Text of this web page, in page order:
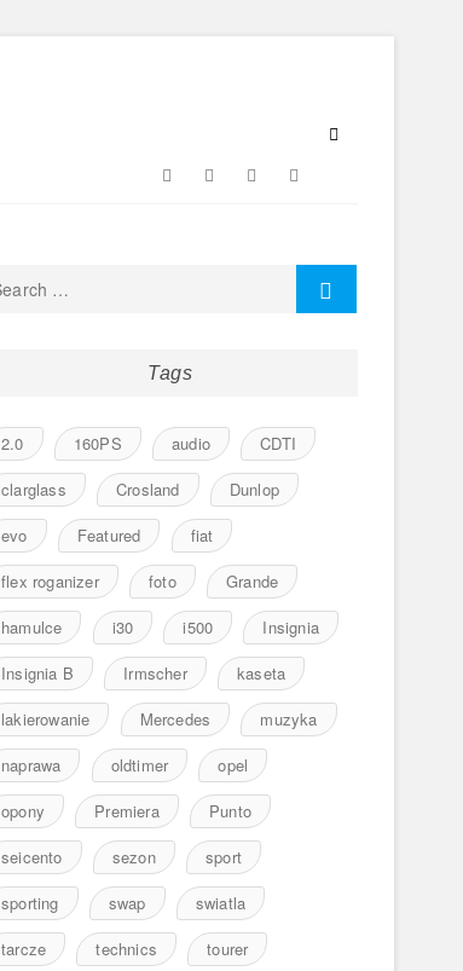
FacebookTwitterGoogle
Instagram
Tags
2.0 160PS audio
CDTI
clarglass
Crosland
Dunlop
evo
Featured
fiat
flex roganizer
foto
Grande
hamulce
i30 i500
Insignia
Insignia B
Irmscher
kaseta
lakierowanie
Mercedes
muzyka
naprawa
oldtimer
opel
opony
Premiera
Punto
seicento
sezon
sport
sporting
swap
swiatla
tarcze
technics
tourer